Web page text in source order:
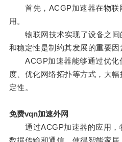
首先，ACGP加速器在物联
用。
物联网技术实现了设备之间
和稳定性是制约其发展的重要因
ACGP加速器能够通过优化
度、优化网络拓扑等方式，大
定性。
免费vqn加速外网
通过ACGP加速器的应用，